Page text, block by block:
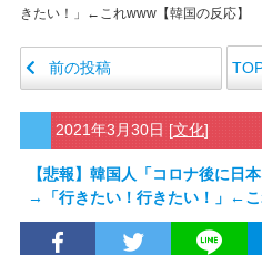
きたい！」←これwww【韓国の反応】
前の投稿
2021年3月30日 [文化]
【悲報】韓国人「コロナ後に日
→「行きたい！行きたい！」←こ